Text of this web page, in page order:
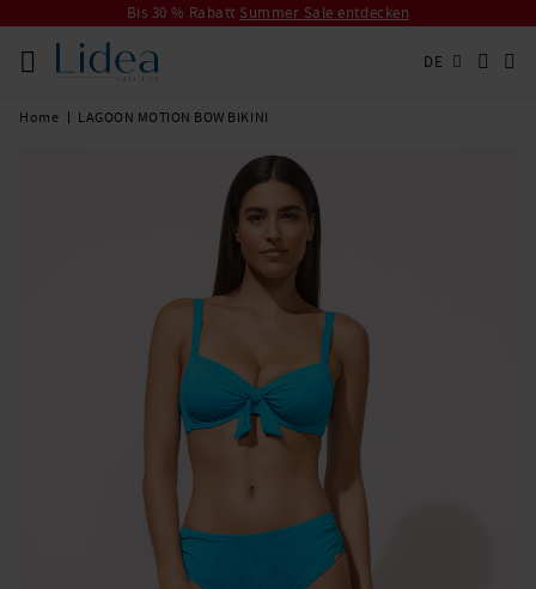
Bis 30 % Rabatt Summer Sale entdecken
DE
Home LAGOON MOTION BOW BIKINI